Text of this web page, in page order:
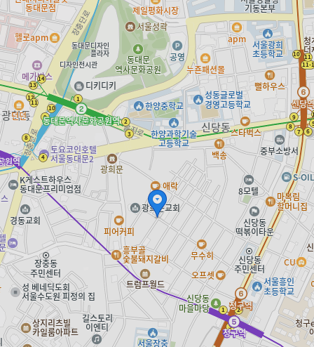
vinyl.coroke.net 바이닐 LP 모아보기
vinyl.coroke.net은 상품판매 당사자가 아니며, 수집 분류된 정보 및 각 상품 거래
에 대해 보증 또는 책임을 지지 않습니다.
vinyl.coroke.net에 표시되는 가격, 상품 정보, 판매 여부 등은 각 상품판매 당사자
에 의해 수시로 변동될 수 있습니다.
개발자
© vinyl.coroke.net. Made with
sveltekit &django